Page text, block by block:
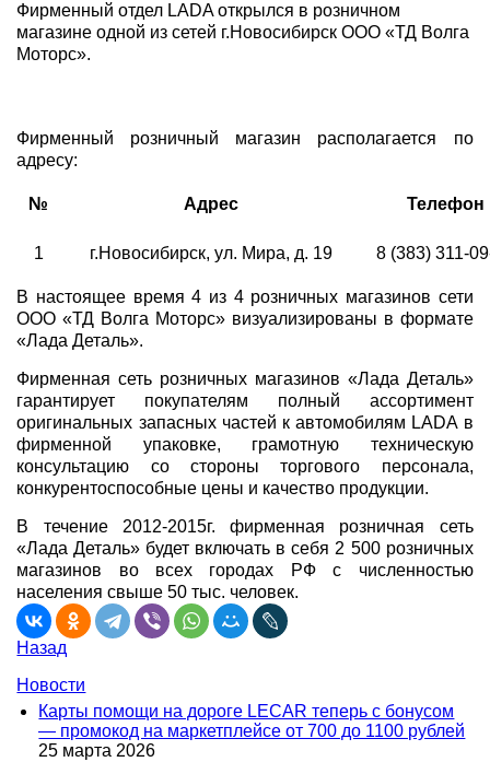
Фирменный отдел LADA открылся в розничном
магазине одной из сетей г.Новосибирск ООО «ТД Волга
Моторс».
Фирменный розничный магазин располагается по
адресу:
№ Адрес Телефон
1 г.Новосибирск, ул. Мира, д. 19 8 (383) 311-
В настоящее время 4 из 4 розничных магазинов сети
ООО «ТД Волга Моторс» визуализированы в формате
«Лада Деталь».
Фирменная сеть розничных магазинов «Лада Деталь»
гарантирует покупателям полный ассортимент
оригинальных запасных частей к автомобилям LADA в
фирменной упаковке, грамотную техническую
консультацию со стороны торгового персонала,
конкурентоспособные цены и качество продукции.
В течение 2012-2015г. фирменная розничная сеть
«Лада Деталь» будет включать в себя 2 500 розничных
магазинов во всех городах РФ с численностью
населения свыше 50 тыс. человек.
Назад
Новости
Карты помощи на дороге LECAR теперь с бонусом
— промокод на маркетплейсе от 700 до 1100 рублей
25 марта 2026